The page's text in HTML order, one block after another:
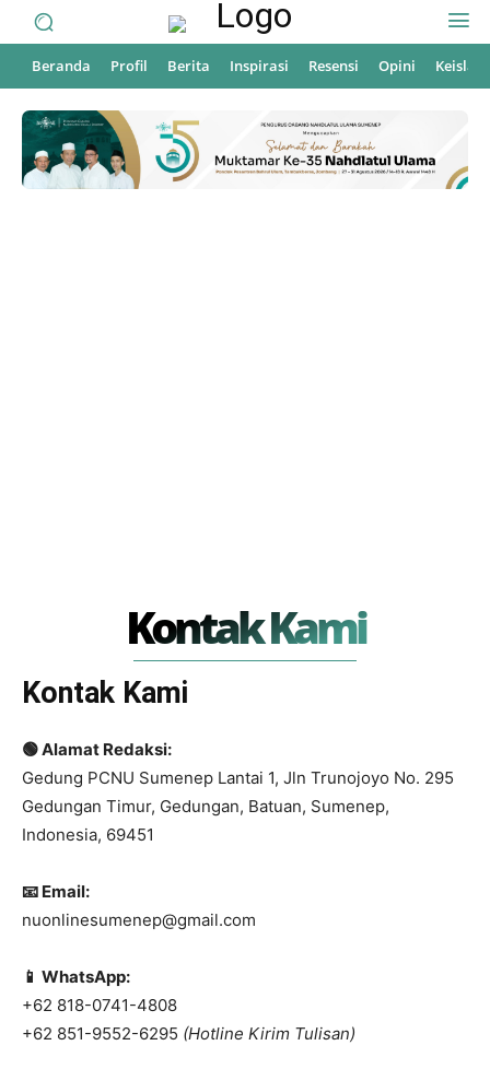
Beranda Profil Berita Inspirasi Resensi Opini
Kontak Kami
Kontak Kami
🟢Alamat Redaksi:
Gedung PCNU Sumenep Lantai 1, Jln Trunojoyo No. 295
Gedungan Timur, Gedungan, Batuan, Sumenep,
Indonesia, 69451
📧 Email:
nuonlinesumenep@gmail.com
📱 WhatsApp:
+62 818-0741-4808
+62 851-9552-6295 (Hotline Kirim Tulisan)